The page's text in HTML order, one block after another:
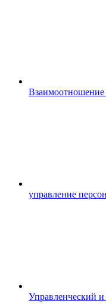
Взаимоотношение
управление
Управленческий